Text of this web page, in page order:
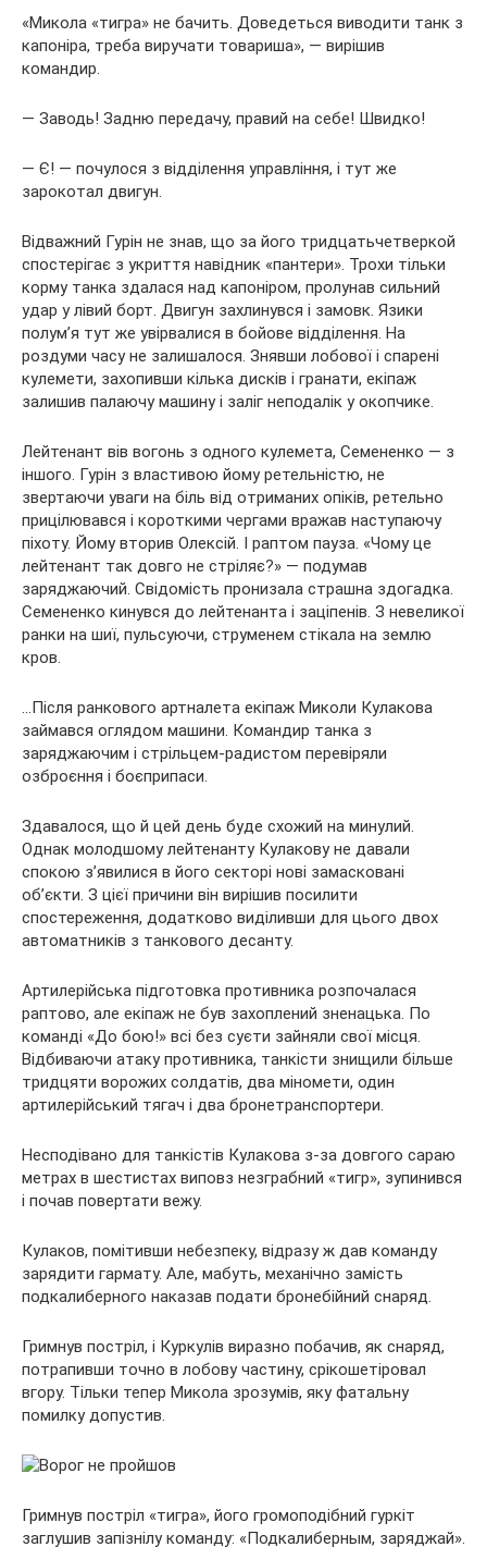
«Микола «тигра» не бачить. Доведеться виводити танк з
капоніра, треба виручати товариша», — вирішив
командир.
— Заводь! Задню передачу, правий на себе! Швидко!
— Є! — почулося з відділення управління, і тут же
зарокотал двигун.
Відважний Гурін не знав, що за його тридцатьчетверкой
спостерігає з укриття навідник «пантери». Трохи тільки
корму танка здалася над капоніром, пролунав сильний
удар у лівий борт. Двигун захлинувся і замовк. Язики
полум’я тут же увірвалися в бойове відділення. На
роздуми часу не залишалося. Знявши лобової і спарені
кулемети, захопивши кілька дисків і гранати, екіпаж
залишив палаючу машину і заліг неподалік у окопчике.
Лейтенант вів вогонь з одного кулемета, Семененко — з
іншого. Гурін з властивою йому ретельністю, не
звертаючи уваги на біль від отриманих опіків, ретельно
прицілювався і короткими чергами вражав наступаючу
піхоту. Йому вторив Олексій. І раптом пауза. «Чому це
лейтенант так довго не стріляє?» — подумав
заряджаючий. Свідомість пронизала страшна здогадка.
Семененко кинувся до лейтенанта і заціпенів. З невеликої
ранки на шиї, пульсуючи, струменем стікала на землю
кров.
…Після ранкового артналета екіпаж Миколи Кулакова
займався оглядом машини. Командир танка з
заряджаючим і стрільцем-радистом перевіряли
озброєння і боєприпаси.
Здавалося, що й цей день буде схожий на минулий.
Однак молодшому лейтенанту Кулакову не давали
спокою з’явилися в його секторі нові замасковані
об’єкти. З цієї причини він вирішив посилити
спостереження, додатково виділивши для цього двох
автоматників з танкового десанту.
Артилерійська підготовка противника розпочалася
раптово, але екіпаж не був захоплений зненацька. По
команді «До бою!» всі без суєти зайняли свої місця.
Відбиваючи атаку противника, танкісти знищили більше
тридцяти ворожих солдатів, два міномети, один
артилерійський тягач і два бронетранспортери.
Несподівано для танкістів Кулакова з-за довгого сараю
метрах в шестистах виповз незграбний «тигр», зупинився
і почав повертати вежу.
Кулаков, помітивши небезпеку, відразу ж дав команду
зарядити гармату. Але, мабуть, механічно замість
подкалиберного наказав подати бронебійний снаряд.
Гримнув постріл, і Куркулів виразно побачив, як снаряд,
потрапивши точно в лобову частину, срікошетіровал
вгору. Тільки тепер Микола зрозумів, яку фатальну
помилку допустив.
Гримнув постріл «тигра», його громоподібний гуркіт
заглушив запізнілу команду: «Подкалиберным, заряджай».